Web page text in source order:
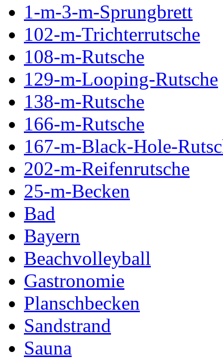
1-m-3-m-Sprungbrett
102-m-Trichterrutsche
108-m-Rutsche
129-m-Looping-Rutsche
138-m-Rutsche
166-m-Rutsche
167-m-Black-Hole-
202-m-Reifenrutsche
25-m-Becken
Bad
Bayern
Beachvolleyball
Gastronomie
Planschbecken
Sandstrand
Sauna